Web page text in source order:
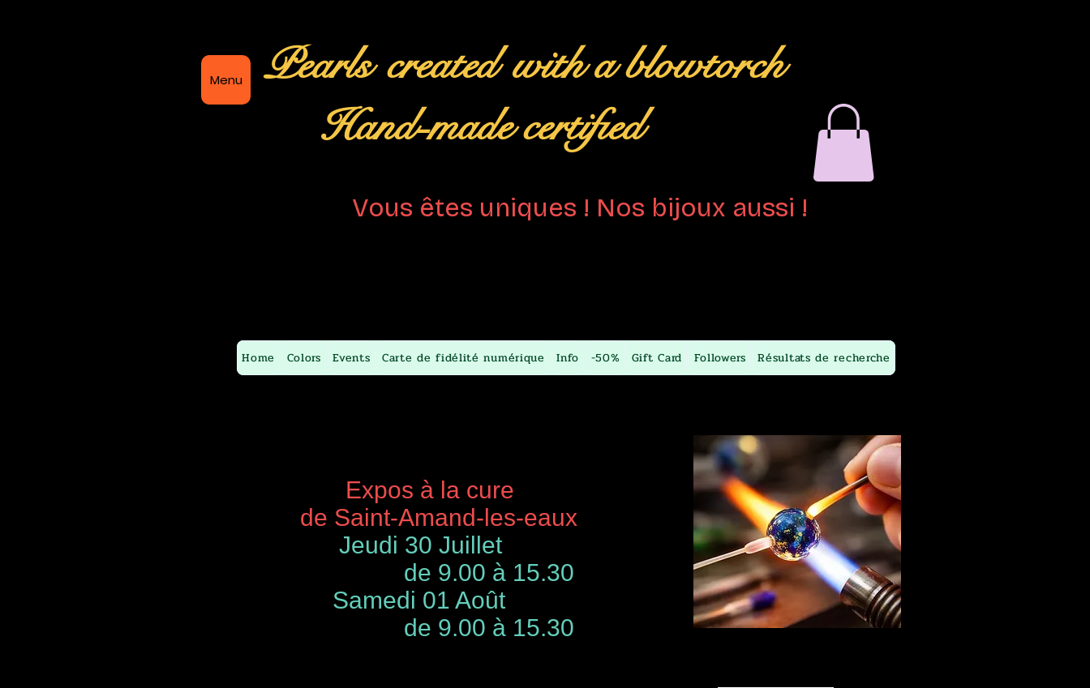
Menu Pearls created with a blowtorch
Hand-made certified
Vous êtes uniques ! Nos bijoux aussi !
Home Colors Events Carte de fidélité numérique Info -50% Gift Card Followers Résultats de recherche
Expos à la cure
de Saint-Amand-les-eaux
Jeudi 30 Juillet
de 9.00 à 15.30
Samedi 01 Août
de 9.00 à 15.30